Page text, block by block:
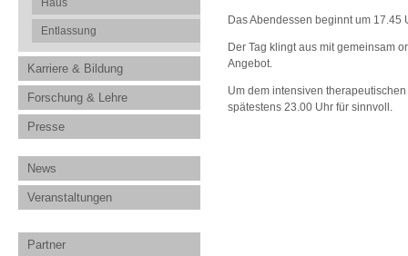
Haus
Entlassung
Karriere & Bildung
Forschung & Lehre
Presse
News
Veranstaltungen
Partner
Das Abendessen beginnt um 17.45
Der Tag klingt aus mit gemeinsam
Angebot.
Um dem intensiven
spätestens 23.00 Uhr für sinnvoll.